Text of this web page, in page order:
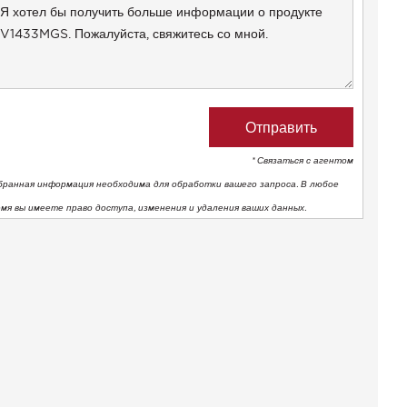
* Связаться с агентом
информация необходима для обработки вашего запроса. В любое
вы имеете право доступа, изменения и удаления ваших данных.